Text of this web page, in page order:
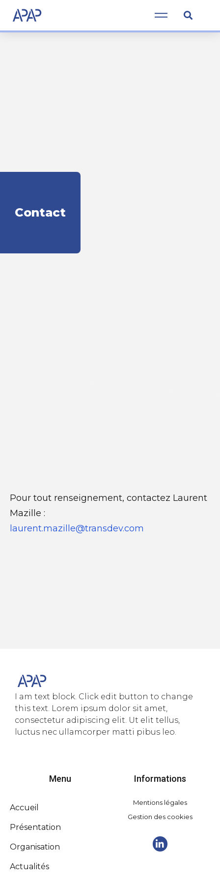
Contact
Pour tout renseignement, contactez Laurent
Mazille :
laurent.mazille@transdev.com
I am text block. Click edit button to change
this text. Lorem ipsum dolor sit amet,
consectetur adipiscing elit. Ut elit tellus,
luctus nec ullamcorper matti pibus leo.
Menu
Accueil
Présentation
Organisation
Actualités
Informations
Mentions légales
Gestion des cookies